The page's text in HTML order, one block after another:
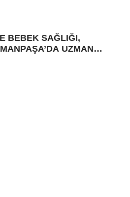
BEBEK SAĞLIĞI,
UZMAN